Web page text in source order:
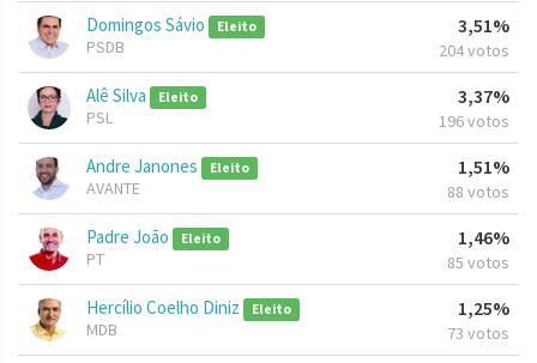
Domingos Sávio Eleito
PSDB
3,51%
204 votos
Alê Silva Eleito
PSL
3,37%
196 votos
Andre Janones Eleito
AVANTE
1,51%
88 votos
Padre João Eleito
PT
1,46%
85 votos
Hercílio Coelho Diniz Eleito
MDB
1,25%
73 votos